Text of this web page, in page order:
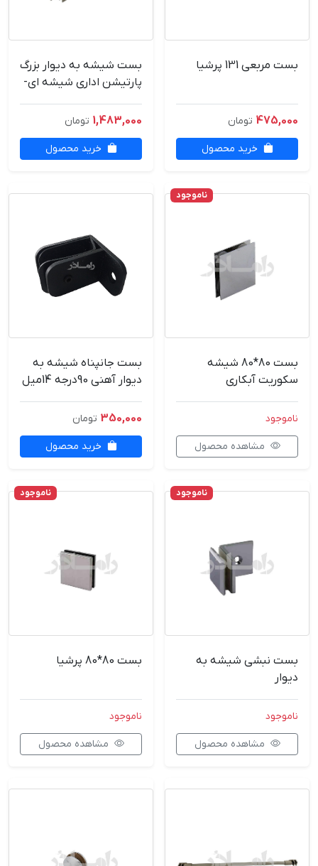
بست مربعی 131 پرشیا
475,000 تومان
خرید محصول
بست شیشه به دیوار بزرگ
پارتیشن اداری شیشه ای-
1,483,000 تومان
خرید محصول
ناموجود
بست 80*80 شیشه
سکوریت آبکاری
ناموجود
مشاهده محصول
بست جانپناه شیشه به
دیوار آهنی 90درجه 14میل
350,000 تومان
خرید محصول
ناموجود
بست نبشی شیشه به
دیوار
ناموجود
مشاهده محصول
ناموجود
بست 80*80 پرشیا
ناموجود
مشاهده محصول